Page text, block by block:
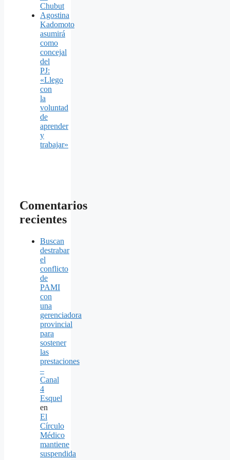
Chubut
Agostina
Kadomoto
asumirá
como
concejal
del
PJ:
«Llego
con
la
voluntad
de
aprender
y
trabajar»
Comentarios
recientes
Buscan
destrabar
el
conflicto
de
PAMI
con
una
gerenciadora
provincial
para
sostener
las
prestaciones
–
Canal
4
Esquel
en
El
Círculo
Médico
mantiene
suspendida